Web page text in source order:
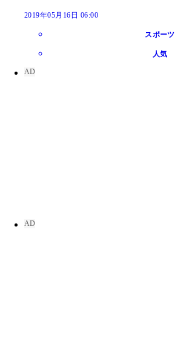
2019年05月16日 06:00
スポーツ
人気